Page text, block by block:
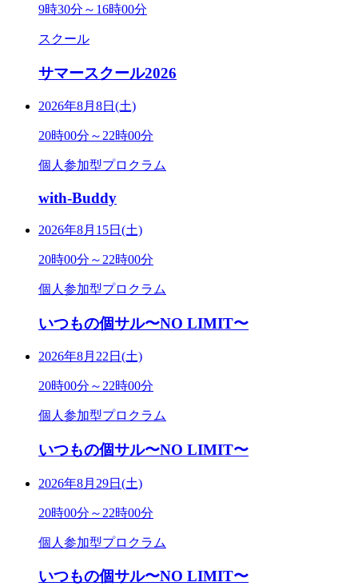
9時30分～16時00分
スクール
サマースクール2026
2026年8月8日(土)
20時00分～22時00分
個人参加型プロクラム
with-Buddy
2026年8月15日(土)
20時00分～22時00分
個人参加型プロクラム
いつもの個サル〜NO LIMIT〜
2026年8月22日(土)
20時00分～22時00分
個人参加型プロクラム
いつもの個サル〜NO LIMIT〜
2026年8月29日(土)
20時00分～22時00分
個人参加型プロクラム
いつもの個サル〜NO LIMIT〜